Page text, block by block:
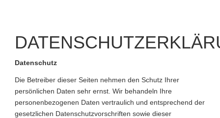
Datenschutz
Die Betreiber dieser Seiten nehmen den Schutz Ihrer
persönlichen Daten sehr ernst. Wir behandeln Ihre
personenbezogenen Daten vertraulich und entsprechend der
gesetzlichen Datenschutzvorschriften sowie dieser